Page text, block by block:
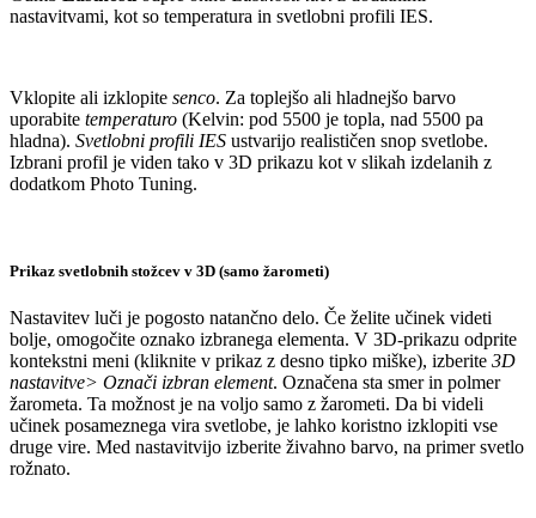
nastavitvami, kot so temperatura in svetlobni profili IES.
Vklopite ali izklopite senco. Za toplejšo ali hladnejšo barvo
uporabite temperaturo (Kelvin: pod 5500 je topla, nad 5500 pa
hladna). Svetlobni profili IES ustvarijo realističen snop svetlobe.
Izbrani profil je viden tako v 3D prikazu kot v slikah izdelanih z
dodatkom Photo Tuning.
Prikaz svetlobnih stožcev v 3D (samo žarometi)
Nastavitev luči je pogosto natančno delo. Če želite učinek videti
bolje, omogočite oznako izbranega elementa. V 3D-prikazu odprite
kontekstni meni (kliknite v prikaz z desno tipko miške), izberite 3D
nastavitve> Označi izbran element. Označena sta smer in polmer
žarometa. Ta možnost je na voljo samo z žarometi. Da bi videli
učinek posameznega vira svetlobe, je lahko koristno izklopiti vse
druge vire. Med nastavitvijo izberite živahno barvo, na primer svetlo
rožnato.